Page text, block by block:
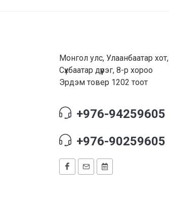
Монгол улс, Улаанбаатар хот,
Сүхбаатар дүүрэг, 8-р хороо
Эрдэм товер 1202 тоот
+976-94259605
+976-90259605